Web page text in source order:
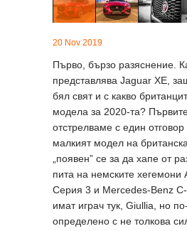
20 Nov 2019
Първо, бързо разяснение.
представлява Jaguar XE,
бял свят и с какво
модела за 2020-та?
отстрелваме с един
малкият модел на
„появен” се за да хапе от
пита на немските хегемони
Серия 3 и Mercedes-Benz
имат играч тук, Giullia, но
определено с не толкова